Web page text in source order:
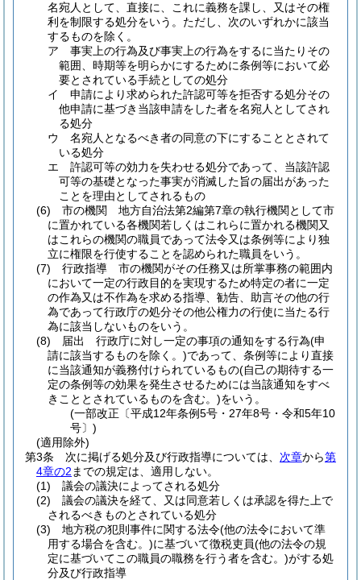
名宛人として、直接に、これに義務を課し、又はその権
利を制限する処分をいう。 ただし、次のいずれかに該当
するものを除く。
ア
事実上の行為及び事実上の行為をするに当たりその
範囲、時期等を明らかにするために条例等において必
要とされている手続としての処分
イ
申請により求められた許認可等を拒否する処分その
他申請に基づき当該申請をした者を名宛人としてされ
る処分
ウ
名宛人となるべき者の同意の下にすることとされて
いる処分
エ
許認可等の効力を失わせる処分であって、当該許認
可等の基礎となった事実が消滅した旨の届出があった
ことを理由としてされるもの
(6)
市の機関 地方自治法第2編第7章の執行機関として市
に置かれている各機関若しくはこれらに置かれる機関又
はこれらの機関の職員であって法令又は条例等により独
立に権限を行使することを認められた職員をいう。
(7)
行政指導 市の機関がその任務又は所掌事務の範囲内
において一定の行政目的を実現するため特定の者に一定
の作為又は不作為を求める指導、勧告、助言その他の行
為であって行政庁の処分その他公権力の行使に当たる行
為に該当しないものをいう。
(8)
届出 行政庁に対し一定の事項の通知をする行為(申
請に該当するものを除く。)であって、条例等により直接
に当該通知が義務付けられているもの(自己の期待する一
定の条例等の効果を発生させるためには当該通知をすべ
きこととされているものを含む。)をいう。
(一部改正〔平成12年条例5号・27年8号・令和5年10
号〕)
(適用除外)
第3条
次に掲げる処分及び行政指導については、 次章から第
4章の2 までの規定は、適用しない。
(1)
議会の議決によってされる処分
(2)
議会の議決を経て、又は同意若しくは承認を得た上で
されるべきものとされている処分
(3)
地方税の犯則事件に関する法令(他の法令において準
用する場合を含む。)に基づいて徴税吏員(他の法令の規
定に基づいてこの職員の職務を行う者を含む。)がする処
分及び行政指導